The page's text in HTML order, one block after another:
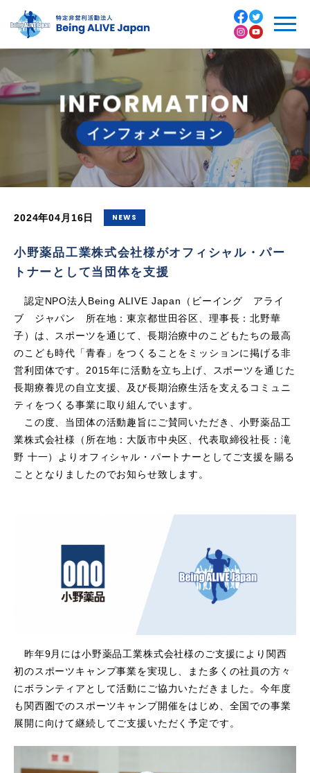
小
野
ポ
ン
サ
BeingALIVEJapan
私たちについて
- 代表紹介
- 地域プログラム
- オンラインプログラム
- ラガーマンプログラム
- リーダーシップ醸成・実践事業
- 募集要項
あなたにできること
- ボランティア
お問い合わせ
Facebook
Twitter
Instagram
Youtube
INFORMATION
インフォメーション
2024年04月16日 NEWS
小野薬品工業株式会社様がオフィシャル・パー
トナーとして当団体を支援
認定NPO法人Being ALIVE Japan（ビーイング アライ
ブ ジャパン 所在地：東京都世田谷区、理事長：北野華
子）は、スポーツを通じて、 長期治療中のこどもたちの最高
のこども時代「青春」をつくることをミッションに掲げる非
営利団体です。 2015年に活動を立ち上げ、スポーツを通じた
長期療養児の自立支援、及び長期治療生活を支えるコミュニ
ティをつくる事業に取り組んでいます。
この度、当団体の活動趣旨にご賛同いただき、小野薬品工
業株式会社様（所在地：大阪市中央区、代表取締役社長：滝
野 十一）よりオフィシャル・パートナーとしてご支援を賜る
こととなりましたのでお知らせ致します。
昨年9月には小野薬品工業株式会社様のご支援により関西
初のスポーツキャンプ事業を実現し、また多くの社員の方々
にボランティアとして活動にご協力いただきました。今年度
も関西圏でのスポーツキャンプ開催をはじめ、全国での事業
展開に向けて継続してご支援いただく予定です。